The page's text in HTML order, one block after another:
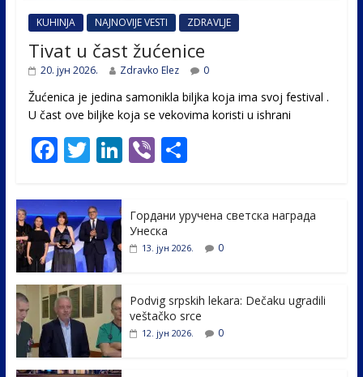
KUHINJA NAJNOVIJE VESTI ZDRAVLJE
Tivat u čast žućenice
20. јун 2026. Zdravko Elez 0
Žućenica je jedina samonikla biljka koja ima svoj festival .
U čast ovе biljke koja se vekovima koristi u ishrani
F
e
b
o
o
k
T
itt
er
Li
e
dI
Vi S
e
Гордани уручена светска награда
Унеска
13. јун 2026. 0
Podvig srpskih lekara: Dečaku ugradili
veštačko srce
12. јун 2026. 0